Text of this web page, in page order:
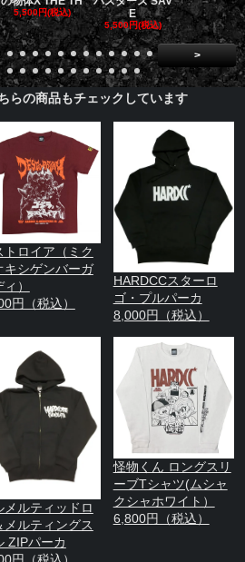
5,500円(税込)
E
5,500円(税込)
ージャ
5,500円(税
>
らの商品もチェックしています
トロイア（ミク
キシゲンバーガ
）
円（税込）
HARDCCスターロ
ゴ・プルパーカ
8,000円（税込）
メルティッドロ
メルティングス
ZIPパーカ
円（税込）
怪物くん ロングスリ
ーブTシャツ(ムシャ
クシャホワイト）
6,800円（税込）